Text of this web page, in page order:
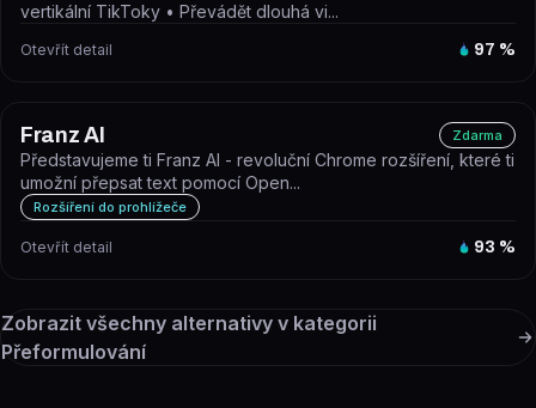
vertikální TikToky • Převádět dlouhá vi...
Otevřít detail 97 %
Franz AI Zdarma
Představujeme ti Franz AI - revoluční Chrome rozšíření, které ti
umožní přepsat text pomocí Open...
Rozšíření do prohlížeče
Otevřít detail 93 %
Zobrazit všechny alternativy v kategorii
Přeformulování